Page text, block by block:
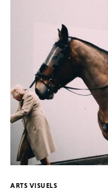
ARTS VISUELS